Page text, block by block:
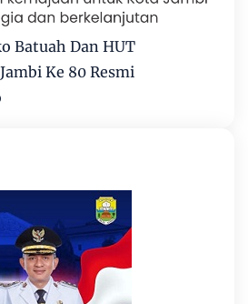
Batuah Dan HUT
Ke 80 Resmi